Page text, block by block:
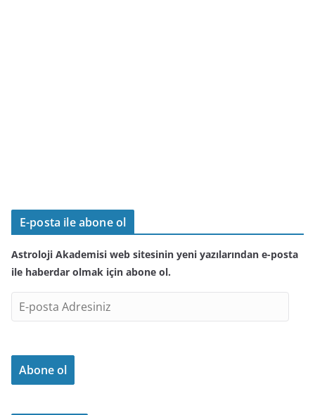
E-posta ile abone ol
Astroloji Akademisi web sitesinin yeni yazılarından e-posta
ile haberdar olmak için abone ol.
-
o
t
Abone ol